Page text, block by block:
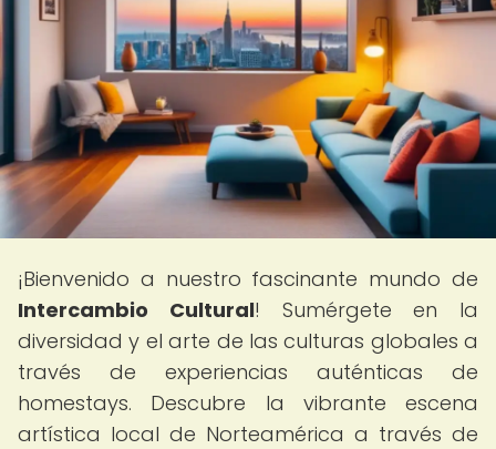
¡Bienvenido a nuestro fascinante mundo de
Intercambio Cultural! Sumérgete en la
diversidad y el arte de las culturas globales a
través de experiencias auténticas de
homestays. Descubre la vibrante escena
artística local de Norteamérica a través de